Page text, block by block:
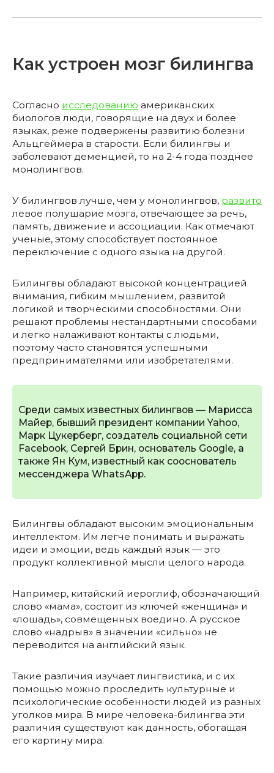
Как устроен мозг билингва
Согласно исследованию американских
биологов люди, говорящие на двух и более
языках, реже подвержены развитию болезни
Альцгеймера в старости. Если билингвы и
заболевают деменцией, то на 2-4 года позднее
монолингвов.
У билингвов лучше, чем у монолингвов, развито
левое полушарие мозга, отвечающее за речь,
память, движение и ассоциации. Как отмечают
ученые, этому способствует постоянное
переключение с одного языка на другой.
Билингвы обладают высокой концентрацией
внимания, гибким мышлением, развитой
логикой и творческими способностями. Они
решают проблемы нестандартными способами
и легко налаживают контакты с людьми,
поэтому часто становятся успешными
предпринимателями или изобретателями.
Среди самых известных билингвов — Марисса
Майер, бывший президент компании Yahoo,
Марк Цукерберг, создатель социальной сети
Facebook, Сергей Брин, основатель Google, а
также Ян Кум, известный как сооснователь
мессенджера WhatsApp.
Билингвы обладают высоким эмоциональным
интеллектом. Им легче понимать и выражать
идеи и эмоции, ведь каждый язык — это
продукт коллективной мысли целого народа.
Например, китайский иероглиф, обозначающий
слово «мама», состоит из ключей «женщина» и
«лошадь», совмещенных воедино. А русское
слово «надрыв» в значении «сильно» не
переводится на английский язык.
Такие различия изучает лингвистика, и с их
помощью можно проследить культурные и
психологические особенности людей из разных
уголков мира. В мире человека-билингва эти
различия существуют как данность, обогащая
его картину мира.